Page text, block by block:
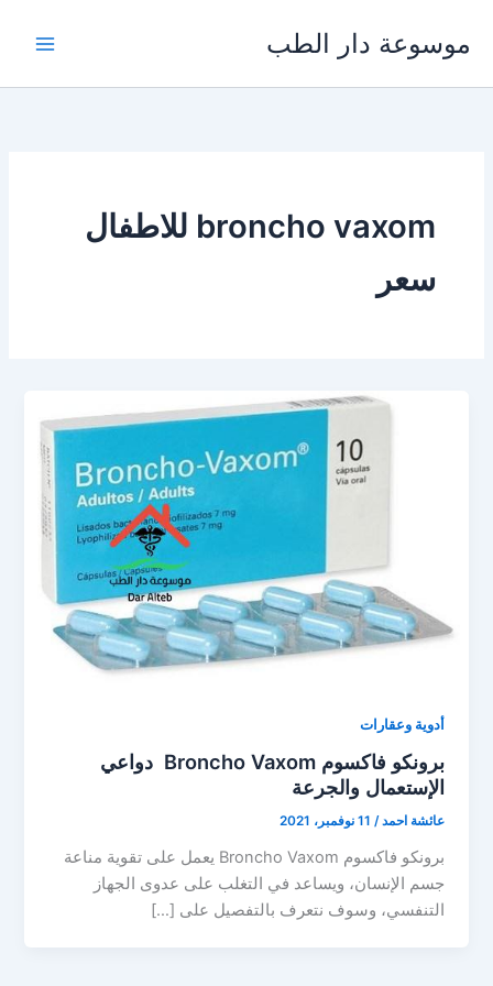
المحتوى
موسوعة دار الطب
broncho vaxom للاطفال
سعر
أدوية وعقارات
برونكو فاكسوم Broncho Vaxom دواعي
الإستعمال والجرعة
عائشة احمد/ 11 نوفمبر، 2021
برونكو فاكسوم Broncho Vaxom يعمل على تقوية مناعة
جسم الإنسان، ويساعد في التغلب على عدوى الجهاز
التنفسي، وسوف نتعرف بالتفصيل على […]